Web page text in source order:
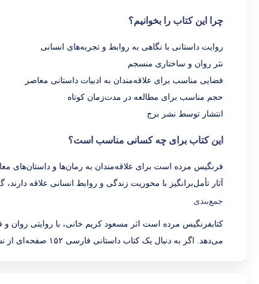
چرا این کتاب را بخوانیم؟
روایت داستانی با نگاهی به روابط و تجربه‌های انسانی
نثر روان و ساختاری منسجم
فضایی مناسب برای علاقه‌مندان به ادبیات داستانی معاصر
حجم مناسب برای مطالعه در مدت‌زمان کوتاه
انتشار توسط نشر برج
این کتاب برای چه کسانی مناسب است؟
فرنگیس مرده است برای علاقه‌مندان به رمان‌ها و داستان‌های
آثار تأمل‌برانگیز با محوریت زندگی و روابط انسانی علاقه
جمع‌بندی
کتابفرنگیس مرده است اثر مسعود کریم خانی، با روایتی روان
می‌دهد. اگر به دنبال یک کتاب داستانی فارسی ۱۵۲ صفحه‌ای از نشر برج هستید، این عنوان می‌تواند انتخاب مناسبی برای فهرست مطالعه شما باشد.